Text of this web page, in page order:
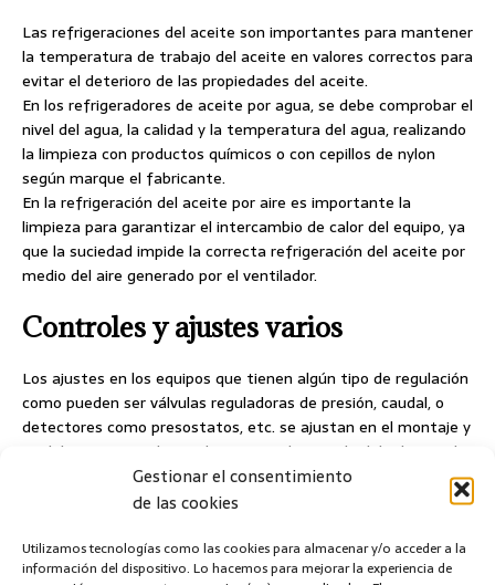
Gestionar el consentimiento
de las cookies
Utilizamos tecnologías como las cookies para almacenar y/o acceder a la
información del dispositivo. Lo hacemos para mejorar la experiencia de
Las refrigeraciones del aceite son importantes para mantener
la temperatura de trabajo del aceite en valores correctos para
evitar el deterioro de las propiedades del aceite.
En los refrigeradores de aceite por agua, se debe comprobar el
nivel del agua, la calidad y la temperatura del agua, realizando
la limpieza con productos químicos o con cepillos de nylon
según marque el fabricante.
En la refrigeración del aceite por aire es importante la
limpieza para garantizar el intercambio de calor del equipo, ya
que la suciedad impide la correcta refrigeración del aceite por
medio del aire generado por el ventilador.
Controles y ajustes varios
Los ajustes en los equipos que tienen algún tipo de regulación
como pueden ser válvulas reguladoras de presión, caudal, o
detectores como presostatos, etc. se ajustan en el montaje y
se deben revisar a largo plazo, normalmente lo debe hacer el
fabricante dependiendo de la máquina.
Por último se deben realizar inspecciones generales de fugas,
componentes eléctricos y mecánicos como motores, bombas,
acoplamientos y la limpieza regular para evitar la suciedad de